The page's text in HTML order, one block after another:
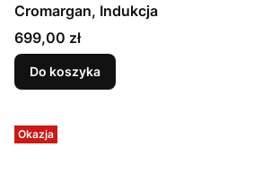
Cromargan, Indukcja
Cena
699,00 zł
Do koszyka
Okazja